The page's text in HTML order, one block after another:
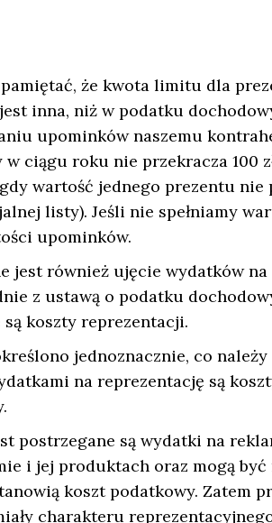
że kwota limitu dla
inna, niż w podatku
upominków naszemu
w ciągu roku nie przekracza 100
wartość jednego prezentu
listy). Jeśli nie spełniamy
upominków.
jest również ujęcie wydatków
z ustawą o podatku
koszty reprezentacji.
jednoznacznie, co
na reprezentację są
postrzegane są wydatki na
i jej produktach oraz mogą
koszt podatkowy. Zatem
charakteru